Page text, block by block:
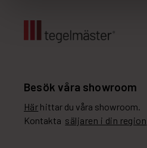
Besök våra showroom
Här hittar du våra showroom.
Kontakta säljaren i din region